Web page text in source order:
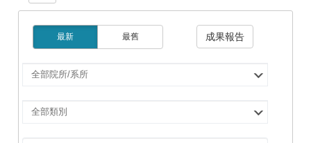
最新 最舊 成果報告
選
所/
選